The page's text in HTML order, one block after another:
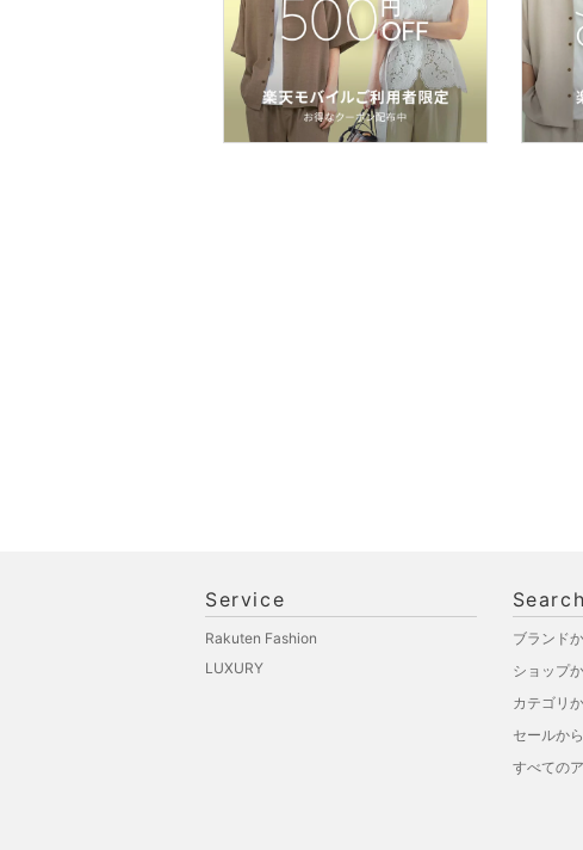
文房具
ペット用品
Service
Rakuten Fashion
LUXURY
Search
ブランド
ショップ
カテゴリ
セールか
すべての